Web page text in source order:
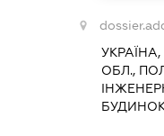
УКРАЇНА,
ОБЛ.,